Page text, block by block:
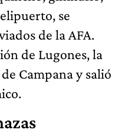
se
de la AFA.
de Lugones, la
Campana y salió